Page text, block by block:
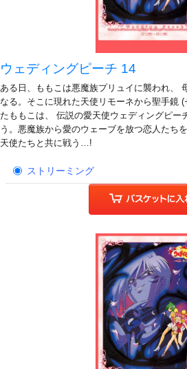
ウェディングピーチ 14
ある日、ももこは悪魔族プリュイに襲われ、
なる。そこに現れた天使リモーネから聖手鏡
たももこは、 伝説の愛天使ウェディングピー
う。悪魔族から愛のウェーブを放つ恋人たち
天使たちと共に戦う…!
ストリーミング